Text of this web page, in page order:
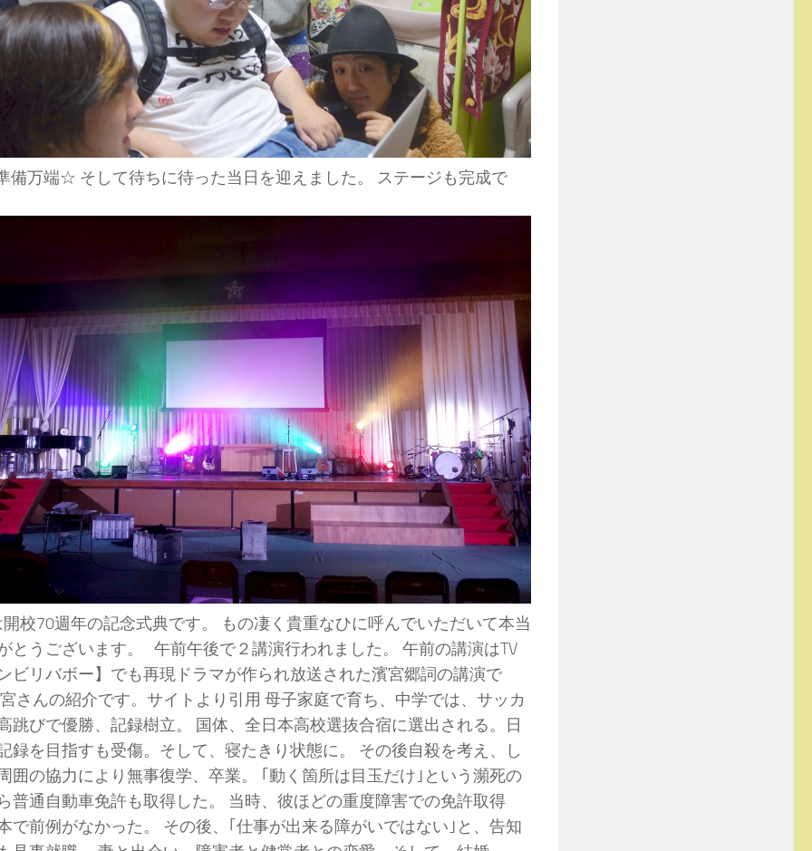
万端☆ そして待ちに待った当日を迎えました。 ステージも完成で
校70週年の記念式典です。 もの凄く貴重なひに呼んでいただいて本当
とうございます。 午前午後で２講演行われました。 午前の講演はTV
ビリバボー】でも再現ドラマが作られ放送された濱宮郷詞の講演で
さんの紹介です。サイトより引用 母子家庭で育ち、中学では、サッカ
跳びで優勝、記録樹立。 国体、全日本高校選抜合宿に選出される。日
録を目指すも受傷。そして、寝たきり状態に。 その後自殺を考え、し
囲の協力により無事復学、卒業。 ｢動く箇所は目玉だけ｣という瀕死の
普通自動車免許も取得した。 当時、彼ほどの重度障害での免許取得
で前例がなかった。 その後、｢仕事が出来る障がいではない｣と、告知